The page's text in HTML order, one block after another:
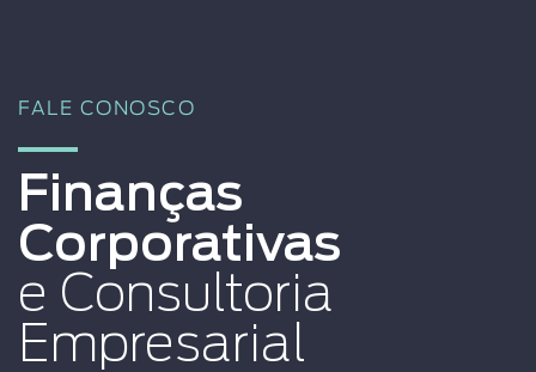
FALE CONOSCO
Finanças
Corporativas
e Consultoria
Empresarial